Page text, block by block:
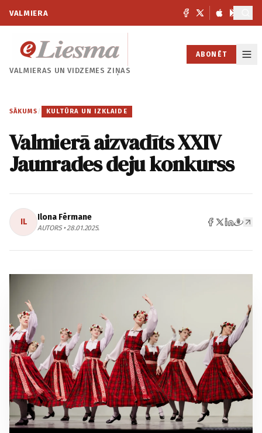
VALMIERA
VALMIERAS UNVIDZEMES ZIŅAS
ABONĒT
SĀKUMS / KULTŪRA UN IZKLAIDE
Valmierā aizvadīts XXIV
Jaunrades deju konkurss
IL Ilona Fērmane
AUTORS • 28.01.2025.